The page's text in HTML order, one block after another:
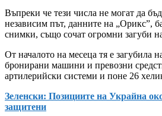
Въпреки че тези числа не могат да
независим път, данните на „Орикс”,
снимки, също сочат огромни загуби
От началото на месеца тя е загубила
бронирани машини и превозни
артилерийски системи и поне 26
Зеленски: Позициите на Украйна
защитени